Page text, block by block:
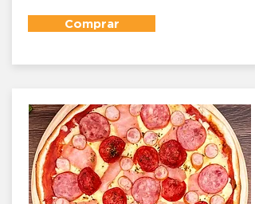
Comprar